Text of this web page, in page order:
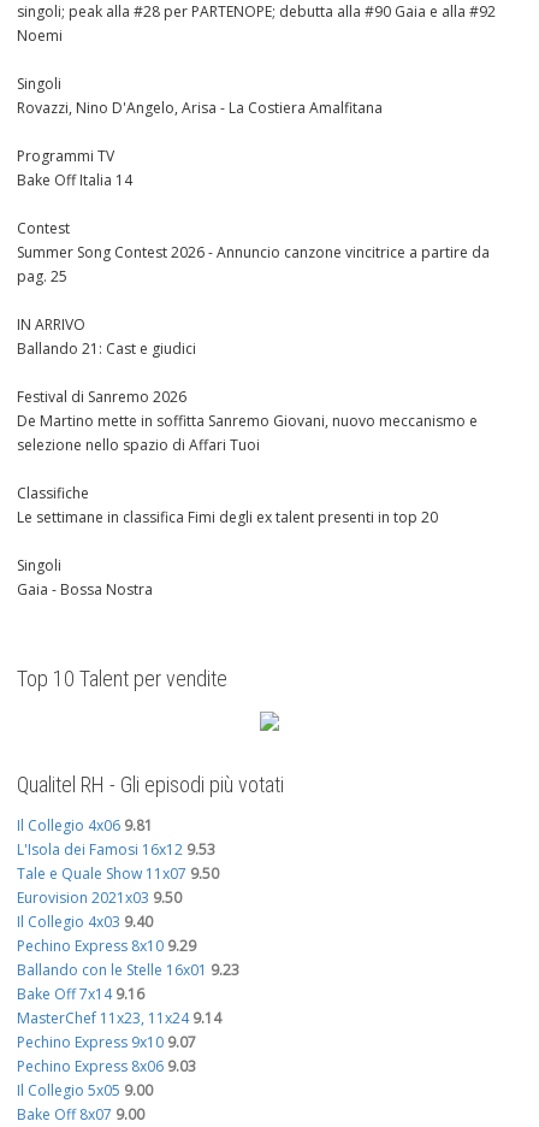
singoli; peak alla #28 per PARTENOPE; debutta alla #90 Gaia e alla #92
Noemi
Singoli
Rovazzi, Nino D'Angelo, Arisa - La Costiera Amalfitana
Programmi TV
Bake Off Italia 14
Contest
Summer Song Contest 2026 - Annuncio canzone vincitrice a partire da
pag. 25
IN ARRIVO
Ballando 21: Cast e giudici
Festival di Sanremo 2026
De Martino mette in soffitta Sanremo Giovani, nuovo meccanismo e
selezione nello spazio di Affari Tuoi
Classifiche
Le settimane in classifica Fimi degli ex talent presenti in top 20
Singoli
Gaia - Bossa Nostra
Top 10 Talent per vendite
Qualitel RH - Gli episodi più votati
Il Collegio 4x06 9.81
L'Isola dei Famosi 16x12 9.53
Tale e Quale Show 11x07 9.50
Eurovision 2021x03 9.50
Il Collegio 4x03 9.40
Pechino Express 8x10 9.29
Ballando con le Stelle 16x01 9.23
Bake Off 7x14 9.16
MasterChef 11x23, 11x24 9.14
Pechino Express 9x10 9.07
Pechino Express 8x06 9.03
Il Collegio 5x05 9.00
Bake Off 8x07 9.00